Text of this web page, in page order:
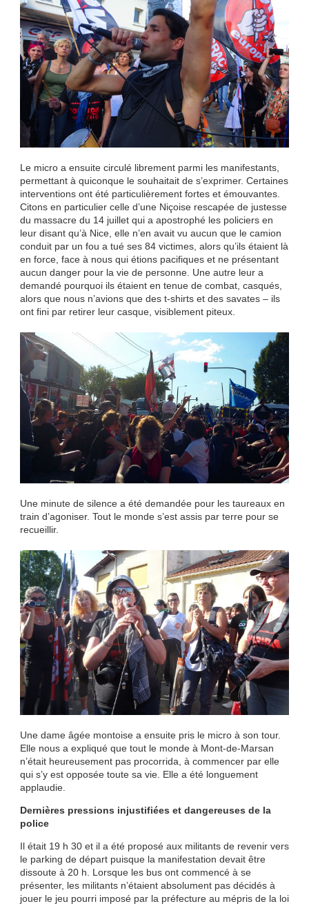
Le micro a ensuite circulé librement parmi les manifestants,
permettant à quiconque le souhaitait de s’exprimer. Certaines
interventions ont été particulièrement fortes et émouvantes.
Citons en particulier celle d’une Niçoise rescapée de justesse
du massacre du 14 juillet qui a apostrophé les policiers en
leur disant qu’à Nice, elle n’en avait vu aucun que le camion
conduit par un fou a tué ses 84 victimes, alors qu’ils étaient là
en force, face à nous qui étions pacifiques et ne présentant
aucun danger pour la vie de personne. Une autre leur a
demandé pourquoi ils étaient en tenue de combat, casqués,
alors que nous n’avions que des t-shirts et des savates – ils
ont fini par retirer leur casque, visiblement piteux.
Une minute de silence a été demandée pour les taureaux en
train d’agoniser. Tout le monde s’est assis par terre pour se
recueillir.
Une dame âgée montoise a ensuite pris le micro à son tour.
Elle nous a expliqué que tout le monde à Mont-de-Marsan
n’était heureusement pas procorrida, à commencer par elle
qui s’y est opposée toute sa vie. Elle a été longuement
applaudie.
Dernières pressions injustifiées et dangereuses de la
police
Il était 19 h 30 et il a été proposé aux militants de revenir vers
le parking de départ puisque la manifestation devait être
dissoute à 20 h. Lorsque les bus ont commencé à se
présenter, les militants n’étaient absolument pas décidés à
jouer le jeu pourri imposé par la préfecture au mépris de la loi